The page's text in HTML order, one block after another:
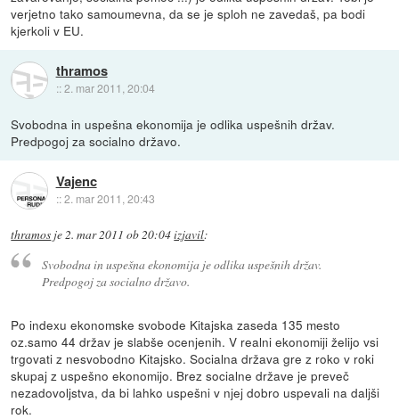
verjetno tako samoumevna, da se je sploh ne zavedaš, pa bodi
kjerkoli v EU.
thramos
::2. mar 2011, 20:04
Svobodna in uspešna ekonomija je odlika uspešnih držav.
Predpogoj za socialno državo.
Vajenc
::2. mar 2011, 20:43
thramos je2. mar 2011 ob 20:04izjavil:
Svobodna in uspešna ekonomija je odlika uspešnih držav.
Predpogoj za socialno državo.
Po indexu ekonomske svobode Kitajska zaseda 135 mesto
oz.samo 44 držav je slabše ocenjenih. V realni ekonomiji želijo vsi
trgovati z nesvobodno Kitajsko. Socialna država gre z roko v roki
skupaj z uspešno ekonomijo. Brez socialne države je preveč
nezadovoljstva, da bi lahko uspešni v njej dobro uspevali na daljši
rok.